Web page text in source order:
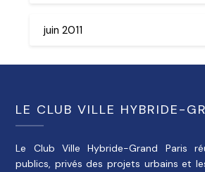
juin 2011
LE CLUB VILLE HYBRIDE-
Le Club Ville Hybride-Grand Paris
publics, privés des projets urbains et